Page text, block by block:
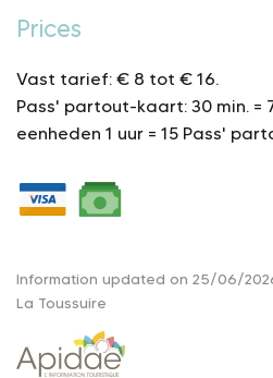
Prices
Vast tarief: € 8 tot € 16.
Pass' partout-kaart: 30 min. =
eenheden 1 uur = 15 Pass'
Information updated on 25/06/
La Toussuire